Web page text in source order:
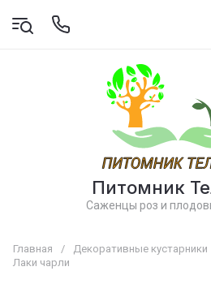
Питомник
Саженцы роз и
Главная / Декоративные кустарники
Лаки чарли